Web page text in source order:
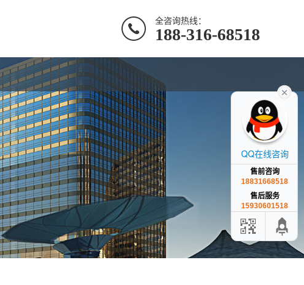
全咨询热线：
188-316-68518
QQ在线咨询
售前咨询
18831668518
售后服务
15930601518